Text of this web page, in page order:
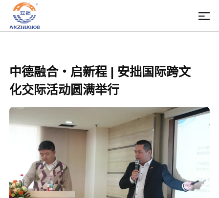
中德融合・启新程 | 安拙国际跨文
化交际活动圆满举行